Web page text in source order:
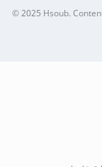
© 2025Hsoub.